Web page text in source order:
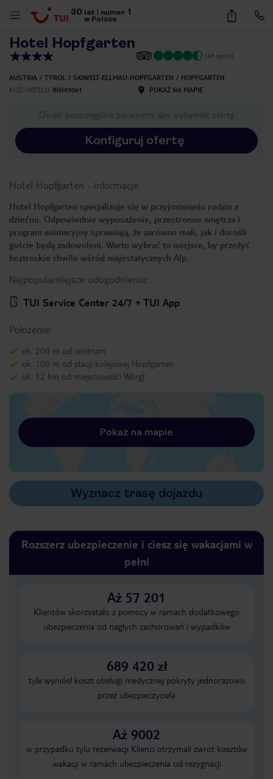
30 lat numer 1
w Polsce
20
Hotel Hopfgarten
(49 opinii)
AUSTRIA TYROL SKIWELT-ELLMAU-HOPFGARTEN
HOPFGARTEN
KOD HOTELU INN95061 POKAŻ NA MAPIE
Określ poszczególne parametry aby wyświetlić ofertę
Konfiguruj ofertę
Hotel Hopfgarten - informacje
Hotel Hopfgarten specjalizuje się w przyjmowaniu rodzin z
dziećmi. Odpowiednie wyposażenie, przestronne wnętrza i
program animacyjny sprawiają, że zarówno mali, jak i dorośli
goście będą zadowoleni. Warto wybrać to miejsce, by przeżyć
beztroskie chwile wśród majestatycznych Alp.
Najpopularniejsze udogodnienia:
TUI Service Center 24/7 + TUI App
Położenie:
ok. 200 m od centrum
ok. 100 m od stacji kolejowej Hopfgarten
ok. 12 km od miejscowości Wörgl
Pokaż na mapie
Wyznacz trasę dojazdu
Rozszerz ubezpieczenie i ciesz się wakacjami w
pełni
Aż 57 201
Klientów skorzystało z pomocy w ramach dodatkowego
ubezpieczenia od nagłych zachorowań i wypadków
689 420 zł
tyle wyniósł koszt obsługi medycznej pokryty jednorazowo
przez ubezpieczyciela
Aż 9002
w przypadku tylu rezerwacji Klienci otrzymali zwrot kosztów
wakacji w ramach ubezpieczenia od rezygnacji